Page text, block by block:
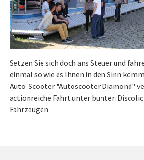
Setzen Sie sich doch ans Steuer und
einmal so wie es Ihnen in den Sinn
Auto-Scooter "Autoscooter Diamond"
actionreiche Fahrt unter bunten
Fahrzeugen